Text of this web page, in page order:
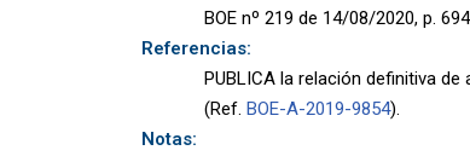
BOE nº 219 de 14/08/2020, p.
Referencias:
PUBLICA la relación definitiva
(Ref. BOE-A-2019-9854).
Notas: